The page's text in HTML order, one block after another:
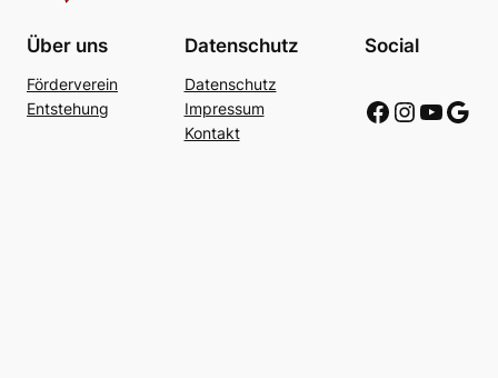
Über uns
Förderverein
Entstehung
Datenschutz
Datenschutz
Impressum
Kontakt
Social
Link zu Facebook Link zu Instagram Link zu Youtube Link zu Google